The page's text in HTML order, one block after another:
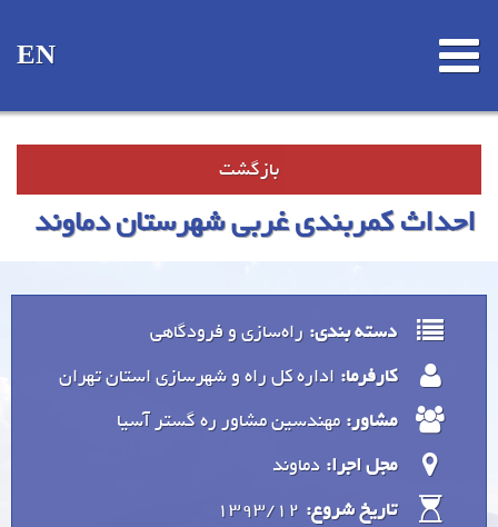
EN
بازگشت
احداث کمربندی غربی شهرستان دماوند
دسته بندی: راه‌سازی و فرودگاهی
کارفرما: اداره کل راه و شهرسازی استان تهران
مشاور: مهندسین مشاور ره گستر آسیا
مجل اجرا: دماوند
تاریخ شروع: 1393/12